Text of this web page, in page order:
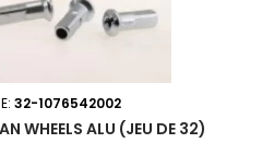
32-1076542002
WHEELS ALU (JEU DE 32)